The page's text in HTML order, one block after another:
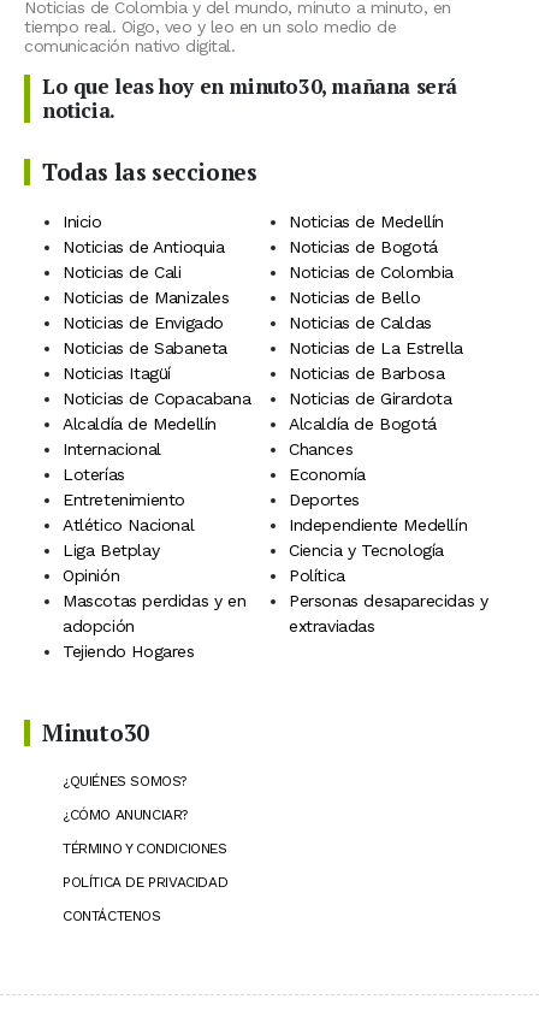
Noticias de Colombia y del mundo, minuto a minuto, en
tiempo real. Oigo, veo y leo en un solo medio de
comunicación nativo digital.
Lo que leas hoy en minuto30, mañana será
noticia.
Todas las secciones
Inicio
Noticias de Medellín
Noticias de Antioquia
Noticias de Bogotá
Noticias de Cali
Noticias de Colombia
Noticias de Manizales
Noticias de Bello
Noticias de Envigado
Noticias de Caldas
Noticias de Sabaneta
Noticias de La Estrella
Noticias Itagüí
Noticias de Barbosa
Noticias de Copacabana
Noticias de Girardota
Alcaldía de Medellín
Alcaldía de Bogotá
Internacional
Chances
Loterías
Economía
Entretenimiento
Deportes
Atlético Nacional
Independiente Medellín
Liga Betplay
Ciencia y Tecnología
Opinión
Política
Mascotas perdidas y en
adopción
Personas desaparecidas y
extraviadas
Tejiendo Hogares
Minuto30
¿QUIÉNES SOMOS?
¿CÓMO ANUNCIAR?
TÉRMINO Y CONDICIONES
POLÍTICA DE PRIVACIDAD
CONTÁCTENOS